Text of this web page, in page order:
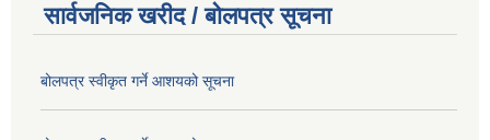
सार्वजनिक खरीद / बोलपत्र सूचना
बोलपत्र स्वीकृत गर्ने आशयको सूचना